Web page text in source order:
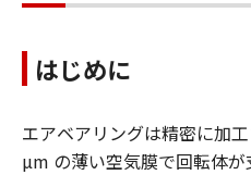
はじめに
エアベアリングは精密に加
µm の薄い空気膜で回転体が